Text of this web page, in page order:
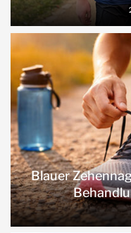
Blauer